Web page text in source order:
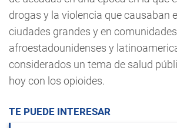
drogas y la violencia que causaban
ciudades grandes y en
afroestadounidenses y
considerados un tema de salud
hoy con los opioides.
TE PUEDE INTERESAR